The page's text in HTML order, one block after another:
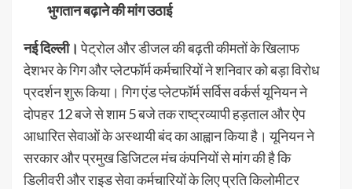
भुगतान बढ़ाने की मांग उठाई
नई दिल्ली। पेट्रोल और डीजल की बढ़ती कीमतों के खिलाफ
देशभर के गिग और प्लेटफॉर्म कर्मचारियों ने शनिवार को बड़ा विरोध
प्रदर्शन शुरू किया। गिग एंड प्लेटफॉर्म सर्विस वर्कर्स यूनियन ने
दोपहर 12 बजे से शाम 5 बजे तक राष्ट्रव्यापी हड़ताल और ऐप
आधारित सेवाओं के अस्थायी बंद का आह्वान किया है। यूनियन ने
सरकार और प्रमुख डिजिटल मंच कंपनियों से मांग की है कि
डिलीवरी और राइड सेवा कर्मचारियों के लिए प्रति किलोमीटर